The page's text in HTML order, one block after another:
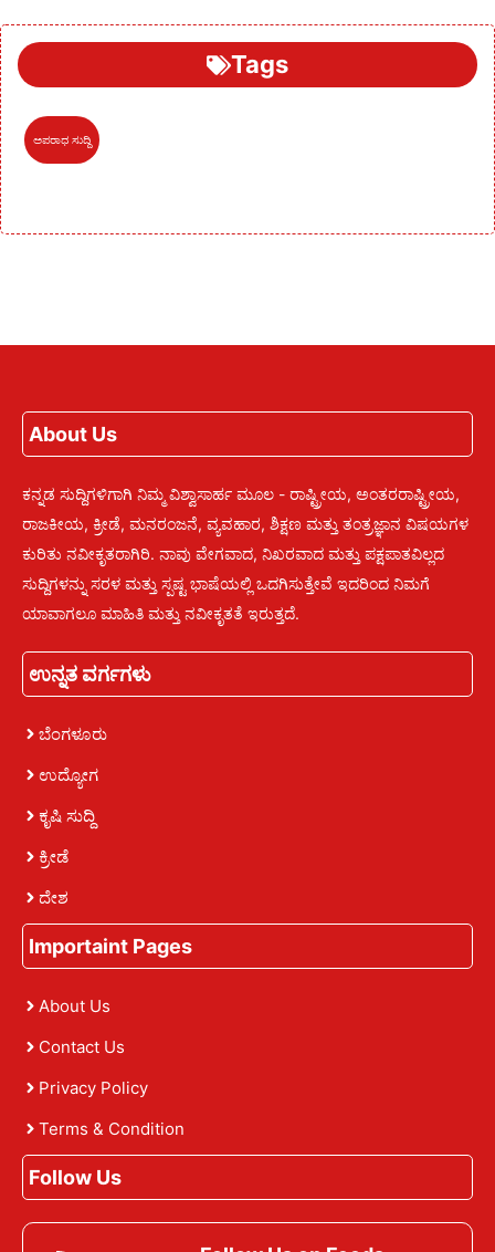
Tags
ಅಪರಾಧ ಸುದ್ದಿ
About Us
ಕನ್ನಡ ಸುದ್ದಿಗಳಿಗಾಗಿ ನಿಮ್ಮ ವಿಶ್ವಾಸಾರ್ಹ ಮೂಲ - ರಾಷ್ಟ್ರೀಯ, ಅಂತರರಾಷ್ಟ್ರೀಯ,
ರಾಜಕೀಯ, ಕ್ರೀಡೆ, ಮನರಂಜನೆ, ವ್ಯವಹಾರ, ಶಿಕ್ಷಣ ಮತ್ತು ತಂತ್ರಜ್ಞಾನ ವಿಷಯಗಳ
ಕುರಿತು ನವೀಕೃತರಾಗಿರಿ. ನಾವು ವೇಗವಾದ, ನಿಖರವಾದ ಮತ್ತು ಪಕ್ಷಪಾತವಿಲ್ಲದ
ಸುದ್ದಿಗಳನ್ನು ಸರಳ ಮತ್ತು ಸ್ಪಷ್ಟ ಭಾಷೆಯಲ್ಲಿ ಒದಗಿಸುತ್ತೇವೆ ಇದರಿಂದ ನಿಮಗೆ
ಯಾವಾಗಲೂ ಮಾಹಿತಿ ಮತ್ತು ನವೀಕೃತತೆ ಇರುತ್ತದೆ.
ಉನ್ನತ ವರ್ಗಗಳು
ಬೆಂಗಳೂರು
ಉದ್ಯೋಗ
ಕೃಷಿ ಸುದ್ದಿ
ಕ್ರೀಡೆ
ದೇಶ
Importaint Pages
About Us
Contact Us
Privacy Policy
Terms & Condition
Follow Us